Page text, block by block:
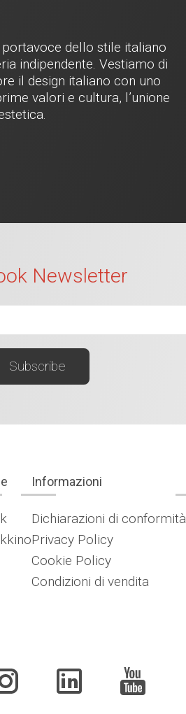
dello stile italiano
indipendente. Vestiamo di
il design italiano con uno
valori e cultura, l’unione
Newsletter
Informazioni
Dichiarazioni di conformità
Privacy Policy
Cookie Policy
Condizioni di vendita